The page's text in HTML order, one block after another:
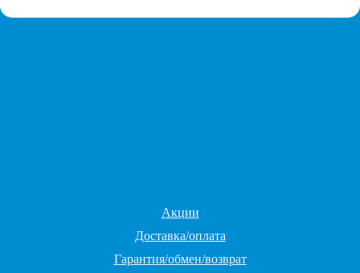
Акции
Доставка/оплата
Гарантия/обмен/возврат